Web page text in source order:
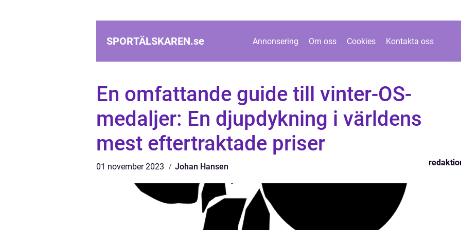
SPORTÄLSKAREN.se Annonsering Om oss Cookies Kontakta oss
En omfattande guide till vinter-OS-
medaljer: En djupdykning i världens
mest eftertraktade priser
01 november 2023 Johan Hansen